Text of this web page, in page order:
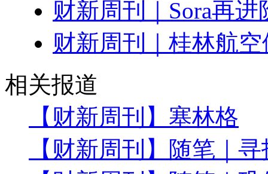
财新周刊｜Sora再进
财新周刊｜桂林航
相关报道
【财新周刊】塞林格
【财新周刊】随笔｜